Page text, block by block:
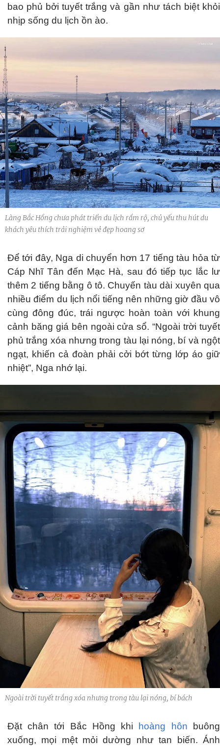
bao phủ bởi tuyết trắng và gần như tách biệt khỏi
nhịp sống du lịch ồn ào.
Làng Bắc Hồng chưa phát triển du lịch rầm rộ, chủ yếu thu hút du
khách yêu thích trải nghiệm vẻ đẹp hoang sơ
Để tới đây, Nga di chuyển hơn 17 tiếng tàu hỏa từ
Cáp Nhĩ Tân đến Mạc Hà, sau đó tiếp tục lắc lư
thêm 2 tiếng bằng ô tô. Chuyến tàu dài xuyên qua
nhiều điểm du lịch nổi tiếng nên những giờ đầu vô
cùng đông đúc, trái ngược hoàn toàn với khung
cảnh băng giá bên ngoài cửa sổ. “Ngoài trời tuyết
phủ trắng xóa nhưng trong tàu lại nóng, bí và ngột
ngạt, khiến cả đoàn phải cởi bớt từng lớp áo giữ
nhiệt”, Nga nhớ lại.
Ngoài trời tuyết trắng xóa nhưng trong tàu lại nóng, bí bách
Đặt chân tới Bắc Hồng khi hoàng hôn buông
xuống, mọi mệt mỏi dường như tan biến. Ánh